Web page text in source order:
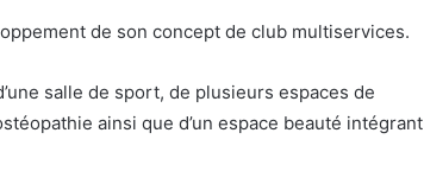
de son concept de club multiservices.
salle de sport, de plusieurs espaces de
ainsi que d’un espace beauté intégrant